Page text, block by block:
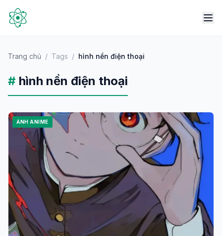
Trang chủ / Tags / hình nền điện thoại
# hình nền điện thoại
ẢNH ANIME